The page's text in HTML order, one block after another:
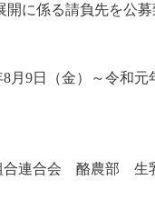
開に係る請負先を公募
8月 9日（金）～令和元
合連合会 酪農部 生